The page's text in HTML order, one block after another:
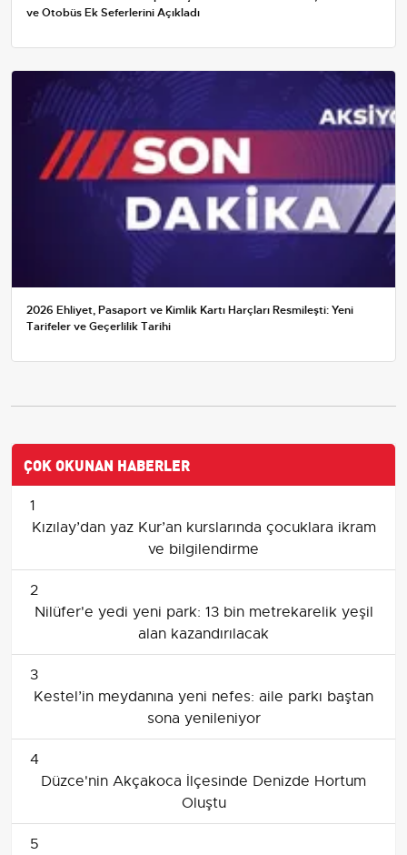
ve Otobüs Ek Seferlerini Açıkladı
2026 Ehliyet, Pasaport ve Kimlik Kartı Harçları Resmileşti: Yeni
Tarifeler ve Geçerlilik Tarihi
ÇOK OKUNAN HABERLER
1
Kızılay’dan yaz Kur’an kurslarında çocuklara ikram
ve bilgilendirme
2
Nilüfer'e yedi yeni park: 13 bin metrekarelik yeşil
alan kazandırılacak
3
Kestel’in meydanına yeni nefes: aile parkı baştan
sona yenileniyor
4
Düzce'nin Akçakoca İlçesinde Denizde Hortum
Oluştu
5